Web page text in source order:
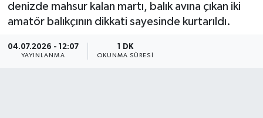
denizde mahsur kalan martı, balık avına çıkan iki
amatör balıkçının dikkati sayesinde kurtarıldı.
04.07.2026 - 12:07
YAYINLANMA
1 DK
OKUNMA SÜRESI
Magazin
Tüm Manşetler